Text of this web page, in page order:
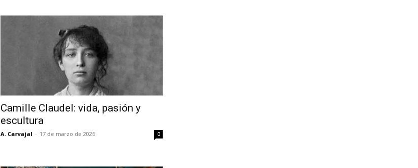
Camille Claudel: vida, pasión y
escultura
A. Carvajal - 17 de marzo de 2026 0